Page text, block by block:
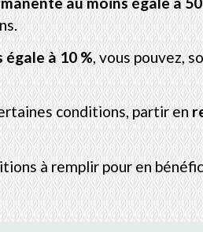
égale à10 %, vous pouvez,
conditions, partir en
à remplir pour en